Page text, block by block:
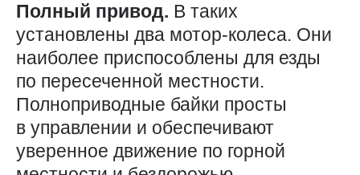
Полный привод. В таких
установлены два мотор-колеса. Они
наиболее приспособлены для езды
по пересеченной местности.
Полноприводные байки просты
в управлении и обеспечивают
уверенное движение по горной